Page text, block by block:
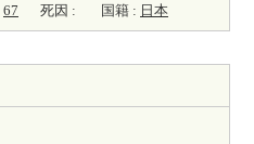
67 死因 : 国籍 : 日本